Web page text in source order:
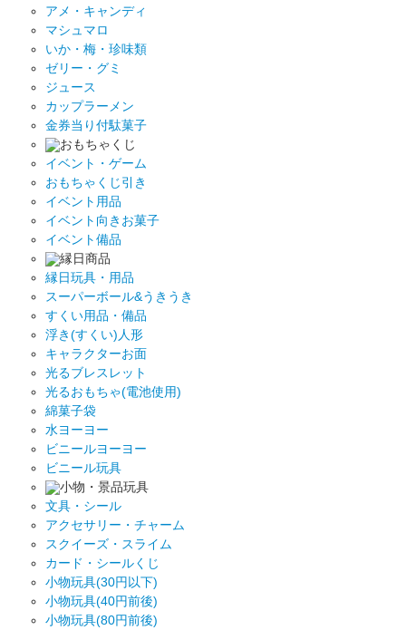
アメ・キャンディ
マシュマロ
いか・梅・珍味類
ゼリー・グミ
ジュース
カップラーメン
金券当り付駄菓子
おもちゃくじ
イベント・ゲーム
おもちゃくじ引き
イベント用品
イベント向きお菓子
イベント備品
縁日商品
縁日玩具・用品
スーパーボール&うきうき
すくい用品・備品
浮き(すくい)人形
キャラクターお面
光るブレスレット
光るおもちゃ(電池使用)
綿菓子袋
水ヨーヨー
ビニールヨーヨー
ビニール玩具
小物・景品玩具
文具・シール
アクセサリー・チャーム
スクイーズ・スライム
カード・シールくじ
小物玩具(30円以下)
小物玩具(40円前後)
小物玩具(80円前後)